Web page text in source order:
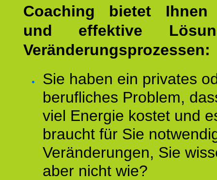
Coaching bietet Ihnen
und effektive
Veränderungsprozessen:
Sie haben ein privates
berufliches Problem,
viel Energie kostet und
braucht für Sie
Veränderungen, Sie
aber nicht wie?